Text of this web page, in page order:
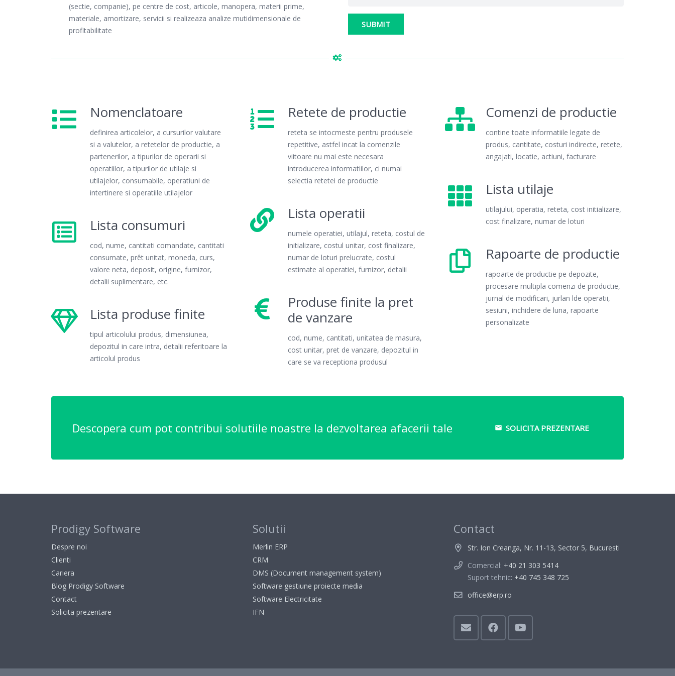
(sectie, companie), pe centre de cost, articole, manopera, materii prime,
materiale, amortizare, servicii si realizeaza analize mutidimensionale de
profitabilitate
SUBMIT
Nomenclatoare
definirea articolelor, a cursurilor valutare
si a valutelor, a retetelor de productie, a
partenerilor, a tipurilor de operarii si
operatiilor, a tipurilor de utilaje si
utilajelor, consumabile, operatiuni de
intertinere si operatiile utilajelor
Lista consumuri
cod, nume, cantitati comandate, cantitati
consumate, prêt unitat, moneda, curs,
valore neta, deposit, origine, furnizor,
detalii suplimentare, etc.
Lista produse finite
tipul articolului produs, dimensiunea,
depozitul in care intra, detalii referitoare la
articolul produs
Retete de productie
reteta se intocmeste pentru produsele
repetitive, astfel incat la comenzile
viitoare nu mai este necesara
introducerea informatiilor, ci numai
selectia retetei de productie
Lista operatii
numele operatiei, utilajul, reteta, costul de
initializare, costul unitar, cost finalizare,
numar de loturi prelucrate, costul
estimate al operatiei, furnizor, detalii
Produse finite la pret
de vanzare
cod, nume, cantitati, unitatea de masura,
cost unitar, pret de vanzare, depozitul in
care se va receptiona produsul
Comenzi de productie
contine toate informatiile legate de
produs, cantitate, costuri indirecte, retete,
angajati, locatie, actiuni, facturare
Lista utilaje
utilajului, operatia, reteta, cost initializare,
cost finalizare, numar de loturi
Rapoarte de productie
rapoarte de productie pe depozite,
procesare multipla comenzi de productie,
jurnal de modificari, jurlan lde operatii,
sesiuni, inchidere de luna, rapoarte
personalizate
Descopera cum pot contribui solutiile noastre la dezvoltarea afacerii tale email SOLICITA PREZENTARE
Prodigy Software
Despre noi
Clienti
Cariera
Blog Prodigy Software
Contact
Solicita prezentare
Solutii
Merlin ERP
CRM
DMS (Document management system)
Software gestiune proiecte media
Software Electricitate
IFN
Contact
Str. Ion Creanga, Nr. 11-13, Sector 5, Bucuresti
Comercial: +40 21 303 5414
Suport tehnic: +40 745 348 725
office@erp.ro